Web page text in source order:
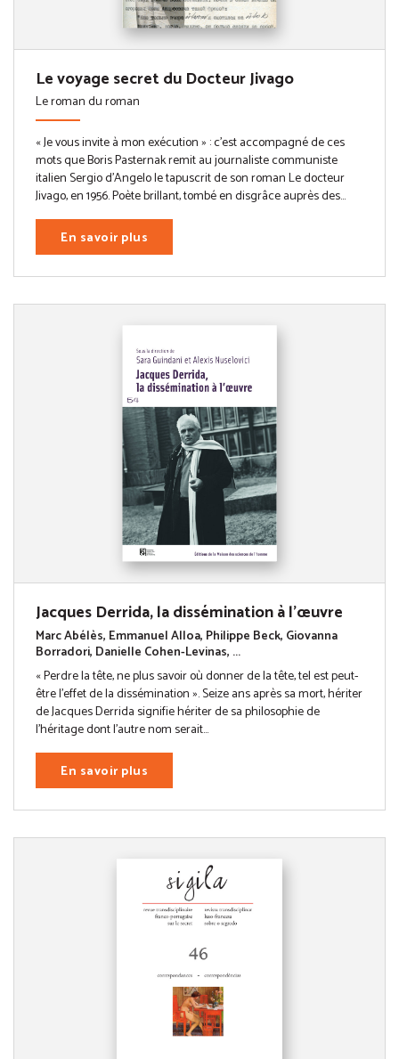
Le voyage secret du Docteur Jivago
Le roman du roman
« Je vous invite à mon exécution » : c’est accompagné de ces
mots que Boris Pasternak remit au journaliste communiste
italien Sergio d’Angelo le tapuscrit de son roman Le docteur
Jivago, en 1956. Poète brillant, tombé en disgrâce auprès des...
En savoir plus
Jacques Derrida, la dissémination à l'œuvre
Marc Abélès, Emmanuel Alloa, Philippe Beck, Giovanna
Borradori, Danielle Cohen-Levinas, ...
« Perdre la tête, ne plus savoir où donner de la tête, tel est peut-
être l’effet de la dissémination ». Seize ans après sa mort, hériter
de Jacques Derrida signifie hériter de sa philosophie de
l’héritage dont l’autre nom serait...
En savoir plus